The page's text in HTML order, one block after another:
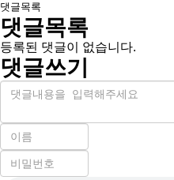
댓글목록
댓글목록
등록된 댓글이 없습니다.
댓글쓰기
내
이
필
수
비
밀